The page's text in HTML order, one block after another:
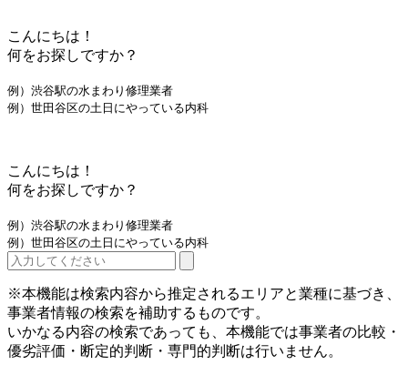
こんにちは！
何をお探しですか？
例）渋谷駅の水まわり修理業者
例）世田谷区の土日にやっている内科
こんにちは！
何をお探しですか？
例）渋谷駅の水まわり修理業者
例）世田谷区の土日にやっている内科
※本機能は検索内容から推定されるエリアと業種に基づき、
事業者情報の検索を補助するものです。
いかなる内容の検索であっても、本機能では事業者の比較・
優劣評価・断定的判断・専門的判断は行いません。